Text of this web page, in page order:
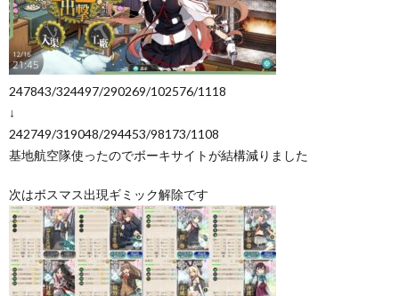
247843/324497/290269/102576/1118
↓
242749/319048/294453/98173/1108
基地航空隊使ったのでボーキサイトが結構減りました
次はボスマス出現ギミック解除です